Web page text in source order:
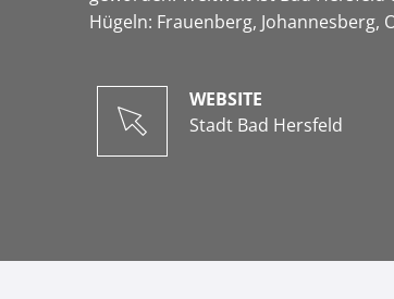
Hügeln: Frauenberg, Johannesberg,
WEBSITE
Stadt Bad Hersfeld